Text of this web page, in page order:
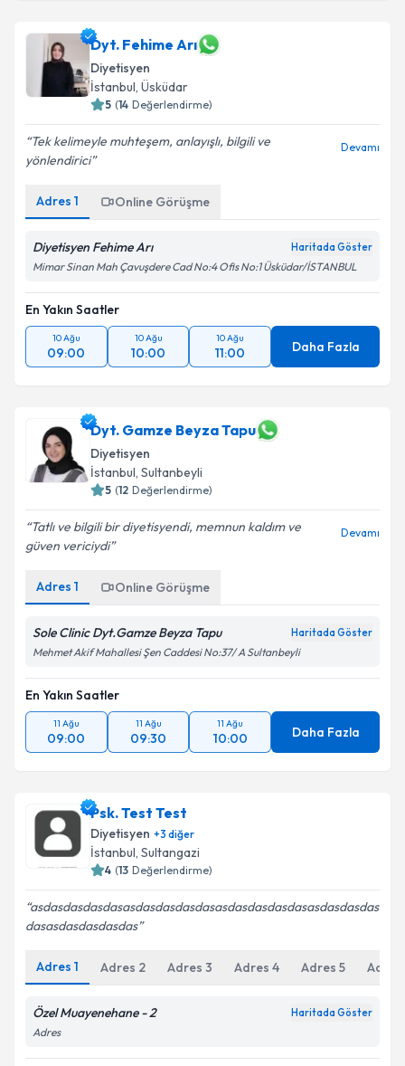
Dyt. Fehime Arı
Diyetisyen
İstanbul, Üsküdar
5 (14 Değerlendirme)
Tek kelimeyle muhteşem, anlayışlı, bilgili ve
yönlendirici
Devamı
Adres 1 Online Görüşme
Diyetisyen Fehime Arı Haritada Göster
Mimar Sinan Mah Çavuşdere Cad No:4 Ofis No:1 Üsküdar/İSTANBUL
En Yakın Saatler
10 Ağu
09:00
10 Ağu
10:00
10 Ağu
11:00 Daha Fazla
Dyt. Gamze Beyza Tapu
Diyetisyen
İstanbul, Sultanbeyli
5 (12 Değerlendirme)
Tatlı ve bilgili bir diyetisyendi, memnun kaldım ve
güven vericiydi
Devamı
Adres 1 Online Görüşme
Sole Clinic Dyt.Gamze Beyza Tapu Haritada Göster
Mehmet Akif Mahallesi Şen Caddesi No:37/ A Sultanbeyli
En Yakın Saatler
11 Ağu
09:00
11 Ağu
09:30
11 Ağu
10:00 Daha Fazla
Psk. Test Test
Diyetisyen +3 diğer
İstanbul, Sultangazi
4 (13 Değerlendirme)
asdasdasdasdasasdasdasdasdasasdasdasdasdasasdasdasdas
dasasdasdasdasdas
Adres 1 Adres 2 Adres 3 Adres 4 Adres 5 Adres
Özel Muayenehane - 2 Haritada Göster
Adres